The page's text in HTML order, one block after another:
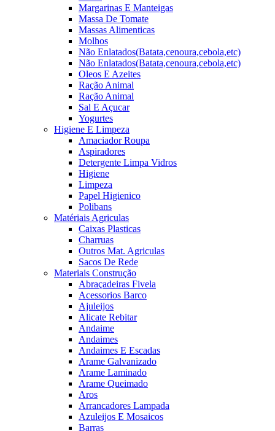
Margarinas E Manteigas
Massa De Tomate
Massas Alimenticas
Molhos
Não Enlatados(Batata,cenoura,cebola,etc)
Não Enlatados(Batata,cenoura,cebola,etc)
Oleos E Azeites
Ração Animal
Ração Animal
Sal E Açucar
Yogurtes
Higiene E Limpeza
Amaciador Roupa
Aspiradores
Detergente Limpa Vidros
Higiene
Limpeza
Papel Higienico
Polibans
Matériais Agriculas
Caixas Plasticas
Charruas
Outros Mat. Agriculas
Sacos De Rede
Materiais Construção
Abraçadeiras Fivela
Acessorios Barco
Ajuleijos
Alicate Rebitar
Andaime
Andaimes
Andaimes E Escadas
Arame Galvanizado
Arame Laminado
Arame Queimado
Aros
Arrancadores Lampada
Azuleijos E Mosaicos
Barras